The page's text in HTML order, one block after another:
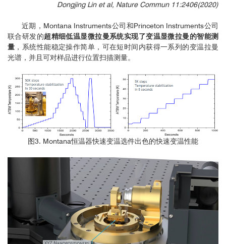
Dongjing Lin et al, Nature Commun 11:2406(2020)
近期，Montana Instruments公司和Princeton Instruments公司
联合研发的超精细低温显微拉曼系统实现了变温显微拉曼的智能测
量 ，系统性能稳定操作简单，可在短时间内获得一系列的变温拉曼
光谱，并且可对样品进行位置扫描测量。
图3. Montana恒温器快速变温选件出色的快速变温性能